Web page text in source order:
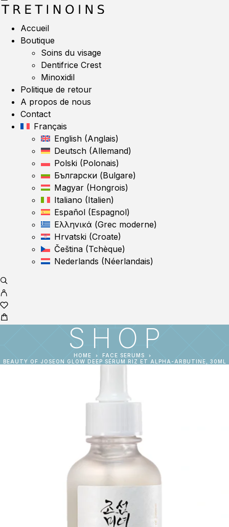
Accueil
Boutique
Soins du visage
Dentifrice Crest
Minoxidil
Politique de retour
A propos de nous
Contact
Français
English (Anglais)
Deutsch (Allemand)
Polski (Polonais)
Български (Bulgare)
Magyar (Hongrois)
Italiano (Italien)
Español (Espagnol)
Ελληνικά (Grec moderne)
Hrvatski (Croate)
Čeština (Tchèque)
Nederlands (Néerlandais)
SHOP
HOME
FACE SERUMS
BEAUTY OF JOSEON GLOW DEEP SÉRUM RIZ ET ALPHA-ARBUTINE, 30ML